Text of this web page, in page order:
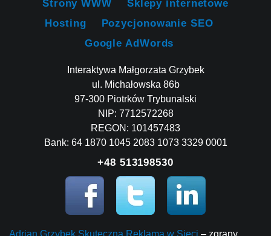
Strony WWW
Sklepy internetowe
Hosting
Pozycjonowanie SEO
Google AdWords
Interaktywa Małgorzata Grzybek
ul. Michałowska 86b
97-300 Piotrków Trybunalski
NIP: 7712572268
REGON: 101457483
Bank: 64 1870 1045 2083 1073 3329 0001
+48 513198530
Adrian Grzybek Skuteczna Reklama w Sieci – zgrany